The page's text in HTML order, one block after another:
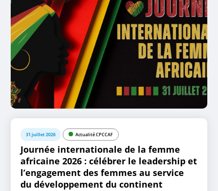
31 juillet 2026 Actualité CPCCAF
Journée internationale de la femme
africaine 2026 : célébrer le leadership et
l’engagement des femmes au service
du développement du continent